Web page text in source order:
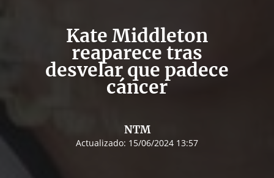
Kate Middleton
reaparece tras
desvelar que padece
cáncer
NTM
Actualizado: 15/06/2024 13:57